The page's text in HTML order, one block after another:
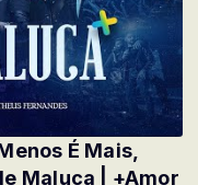
É Mais,
Maluca | +Amor